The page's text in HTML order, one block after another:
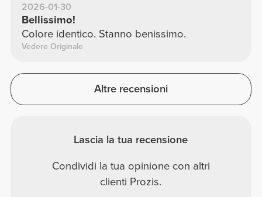
2026-01-30
Bellissimo!
Colore identico. Stanno benissimo.
Vedere Originale
Altre recensioni
Lascia la tua recensione
Condividi la tua opinione con altri
clienti Prozis.